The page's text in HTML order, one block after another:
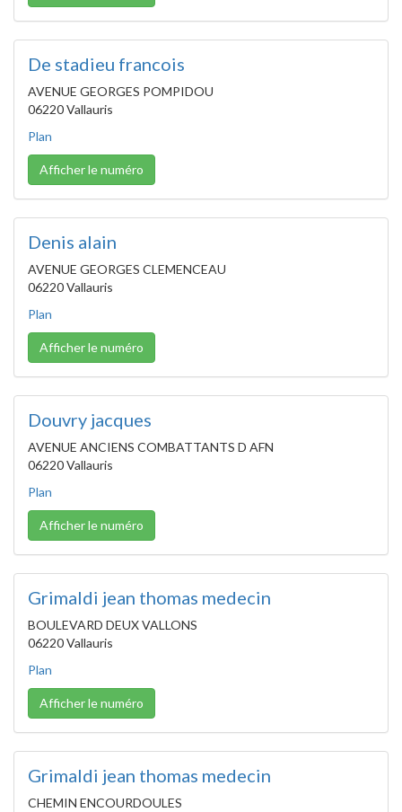
De stadieu francois
AVENUE GEORGES POMPIDOU
06220 Vallauris
Plan
Afficher le numéro
Denis alain
AVENUE GEORGES CLEMENCEAU
06220 Vallauris
Plan
Afficher le numéro
Douvry jacques
AVENUE ANCIENS COMBATTANTS D AFN
06220 Vallauris
Plan
Afficher le numéro
Grimaldi jean thomas medecin
BOULEVARD DEUX VALLONS
06220 Vallauris
Plan
Afficher le numéro
Grimaldi jean thomas medecin
CHEMIN ENCOURDOULES